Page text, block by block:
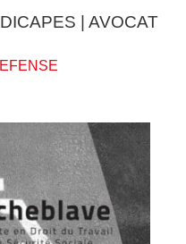
| AVOCAT